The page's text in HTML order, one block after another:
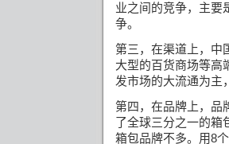
业之间的竞争，主要
争。
第三，在渠道上，中
大型的百货商场等高
发市场的大流通为主
第四，在品牌上，品
了全球三分之一的箱
箱包品牌不多。用8